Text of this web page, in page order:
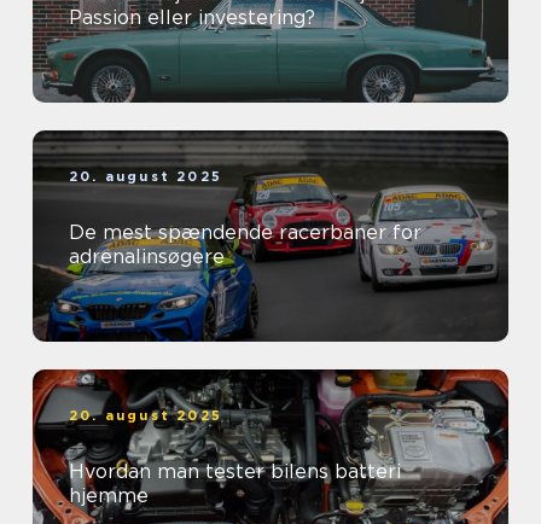
Passion eller investering?
20. august 2025
De mest spændende racerbaner for
adrenalinsøgere
20. august 2025
Hvordan man tester bilens batteri
hjemme